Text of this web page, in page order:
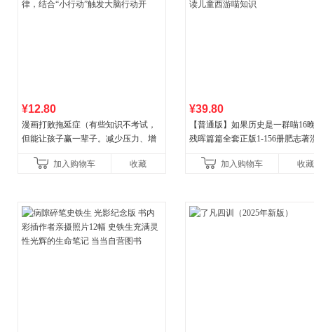
¥12.80
漫画打败拖延症（有些知识不考试，
但能让孩子赢一辈子。减少压力、增
合“小行动”触发大脑行动开
加入购物车 收藏
¥39.80
【普通版】如果历史是一群喵16
残晖篇篇全套正版1-156册肥志著
儿童西游喵知识
加入购物车 收藏